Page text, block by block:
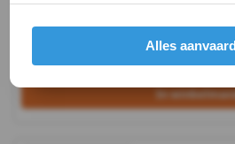
-
A2
-
In
Alles